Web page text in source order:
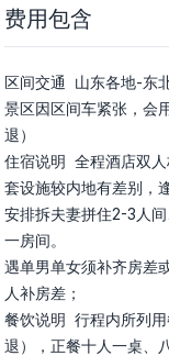
费用包含
区间交通	山东各地-东北专列卧铺，行程内标明旅游巴士用车；（个别
景区因区间车紧张，会
退）
住宿说明	全程酒店双人标准间；部分地区因经济发展不均衡，相关配
套设施较内地有差别，
安排拆夫妻拼住2-3人
一房间。
遇单男单女须补齐房差
人补房差；
餐饮说明	行程内所列用餐（因餐为团队用餐，放弃用餐，餐费不
退），正餐十人一桌、